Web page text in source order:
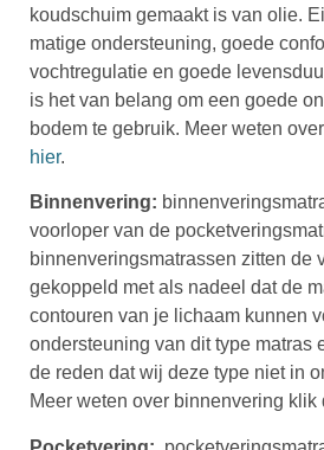
koudschuim gemaakt is van olie.
matige ondersteuning, goede
vochtregulatie en goede
is het van belang om een goede
bodem te gebruik. Meer weten
hier.
Binnenvering:
voorloper van de
binnenveringsmatrassen zitten de
gekoppeld met als nadeel dat de
contouren van je lichaam kunnen
ondersteuning van dit type matras
de reden dat wij deze type niet in
Meer weten over binnenvering klik